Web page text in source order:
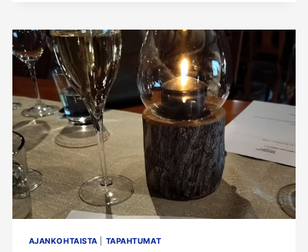
JA
ILTAJUHLA
AJANKOHTAISTA TAPAHTUMAT